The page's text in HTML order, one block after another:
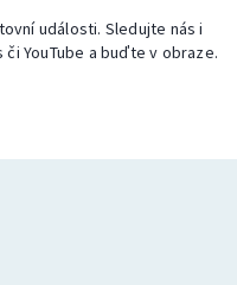
události. Sledujte nás i
YouTube a buďte v obraze.